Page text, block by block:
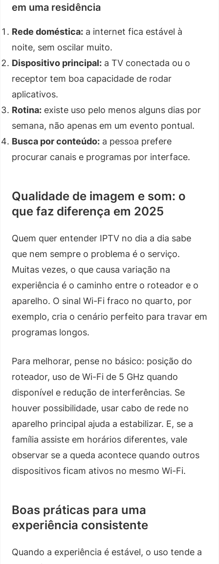
em uma residência
Rede doméstica: a internet fica estável à
noite, sem oscilar muito.
Dispositivo principal: a TV conectada ou o
receptor tem boa capacidade de rodar
aplicativos.
Rotina: existe uso pelo menos alguns dias por
semana, não apenas em um evento pontual.
Busca por conteúdo: a pessoa prefere
procurar canais e programas por interface.
Qualidade de imagem e som: o
que faz diferença em 2025
Quem quer entender IPTV no dia a dia sabe
que nem sempre o problema é o serviço.
Muitas vezes, o que causa variação na
experiência é o caminho entre o roteador e o
aparelho. O sinal Wi-Fi fraco no quarto, por
exemplo, cria o cenário perfeito para travar em
programas longos.
Para melhorar, pense no básico: posição do
roteador, uso de Wi-Fi de 5 GHz quando
disponível e redução de interferências. Se
houver possibilidade, usar cabo de rede no
aparelho principal ajuda a estabilizar. E, se a
família assiste em horários diferentes, vale
observar se a queda acontece quando outros
dispositivos ficam ativos no mesmo Wi-Fi.
Boas práticas para uma
experiência consistente
Quando a experiência é estável, o uso tende a